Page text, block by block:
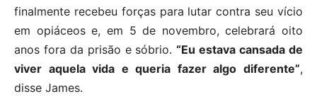
finalmente recebeu forças para lutar contra seu vício
em opiáceos e, em 5 de novembro, celebrará oito
anos fora da prisão e sóbrio.“Eu estava cansada de
viver aquela vida e queria fazer algo diferente”,
disse James.